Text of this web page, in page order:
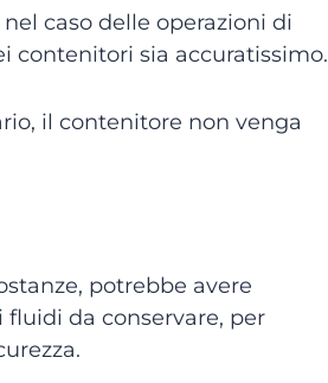
nel caso delle operazioni di
contenitori sia accuratissimo.
il contenitore non venga
potrebbe avere
fluidi da conservare, per